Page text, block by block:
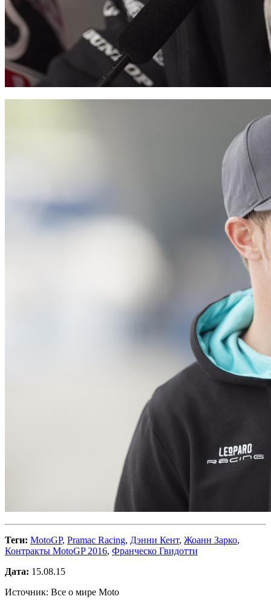
Теги: MotoGP, Pramac Racing, Дэнни Кент, Жоанн Зарко,
Контракты MotoGP 2016, Франческо Гвидотти
Дата: 15.08.15
Источник: Все о мире Moto